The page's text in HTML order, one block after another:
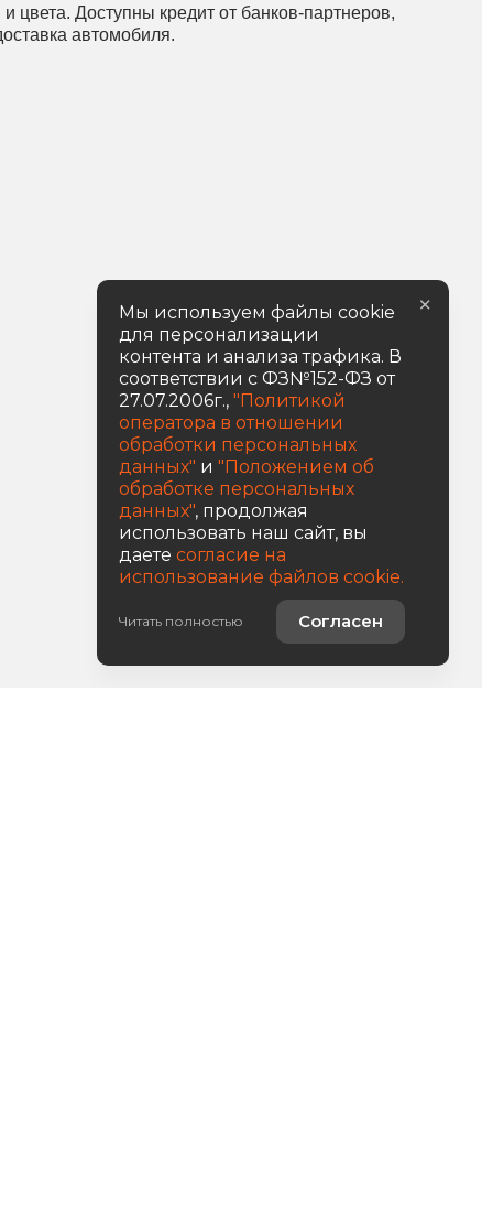
цвета. Доступны кредит от банков-партнеров,
автомобиля.
Мы используем файлы cookie
для персонализации
контента и анализа трафика. В
соответствии с ФЗ№152-ФЗ от
27.07.2006г., "Политикой
оператора в отношении
обработки персональных
данных" и "Положением об
обработке персональных
данных", продолжая
использовать наш сайт, вы
даете согласие на
использование файлов cookie.
Читать полностью Согласен
×